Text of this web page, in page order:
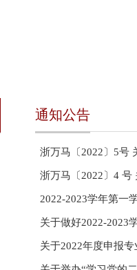
通知公告
浙万马〔2022〕5号
浙万马〔2022〕4 号
2022-2023学年第一
关于做好2022-2023
关于2022年度申报